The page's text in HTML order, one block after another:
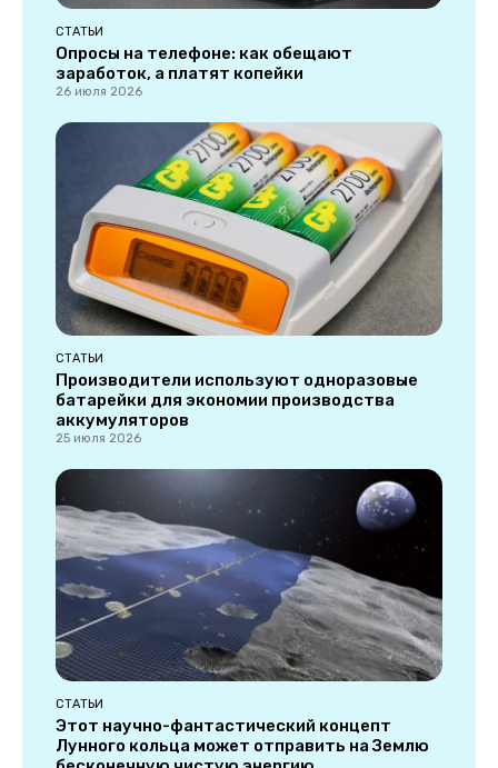
СТАТЬИ
Опросы на телефоне: как обещают
заработок, а платят копейки
26 июля 2026
СТАТЬИ
Производители используют одноразовые
батарейки для экономии производства
аккумуляторов
25 июля 2026
СТАТЬИ
Этот научно-фантастический концепт
Лунного кольца может отправить на Землю